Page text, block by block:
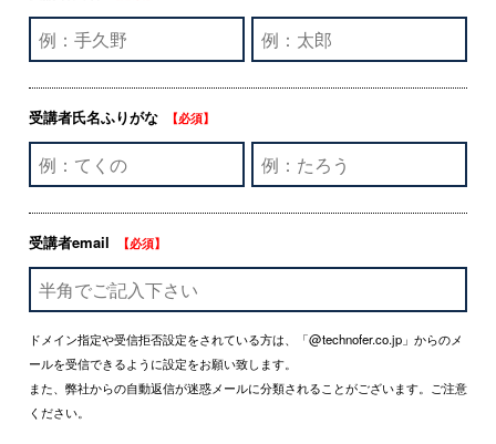
受講者氏名ふりがな 【必須】
受講者email 【必須】
ドメイン指定や受信拒否設定をされている方は、「@technofer.co.jp」からのメ
ールを受信できるように設定をお願い致します。
また、弊社からの自動返信が迷惑メールに分類されることがございます。ご注意
ください。